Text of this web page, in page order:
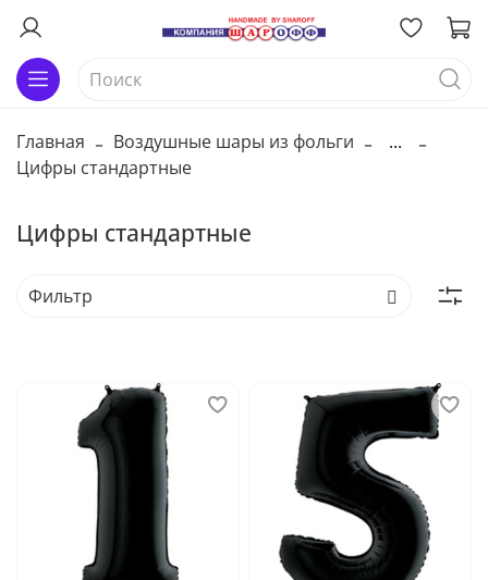
Главная Воздушные шары из фольги
...
Цифры стандартные
Цифры стандартные